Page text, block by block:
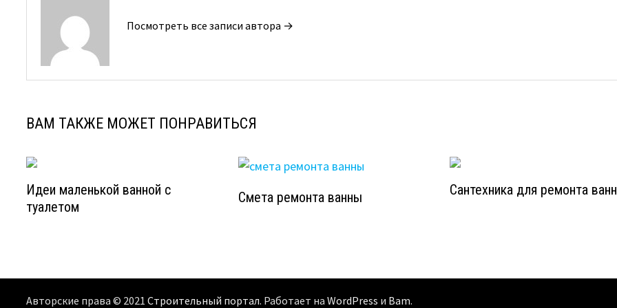
Посмотреть все записи автора →
ВАМ ТАКЖЕ МОЖЕТ ПОНРАВИТЬСЯ
Идеи маленькой ванной с
туалетом
Смета ремонта ванны Сантехника для ремонта
Авторские права © 2021Строительный портал. Работает наWordPress и Bam.